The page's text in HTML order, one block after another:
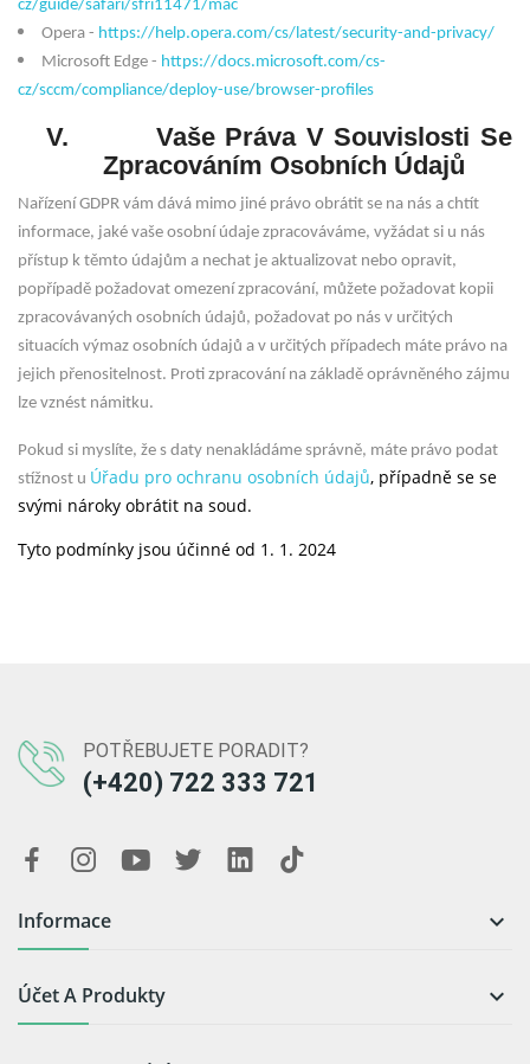
cz/guide/safari/sfri11471/mac
Opera - https://help.opera.com/cs/latest/security-and-privacy/
Microsoft Edge - https://docs.microsoft.com/cs-
cz/sccm/compliance/deploy-use/browser-profiles
V.
Vaše Práva V Souvislosti Se
Zpracováním Osobních Údajů
Nařízení GDPR vám dává mimo jiné právo obrátit se na nás a chtít
informace, jaké vaše osobní údaje zpracováváme, vyžádat si u nás
přístup k těmto údajům a nechat je aktualizovat nebo opravit,
popřípadě požadovat omezení zpracování, můžete požadovat kopii
zpracovávaných osobních údajů, požadovat po nás v určitých
situacích výmaz osobních údajů a v určitých případech máte právo na
jejich přenositelnost. Proti zpracování na základě oprávněného zájmu
lze vznést námitku.
Pokud si myslíte, že s daty nenakládáme správně, máte právo podat
stížnost u Úřadu pro ochranu osobních údajů, případně se se
svými nároky obrátit na soud.
Tyto podmínky jsou účinné od 1. 1. 2024
POTŘEBUJETE PORADIT?
(+420) 722 333 721
Informace 
Účet A Produkty 